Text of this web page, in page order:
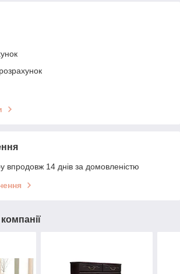
впродовж 14 днів за домовленістю